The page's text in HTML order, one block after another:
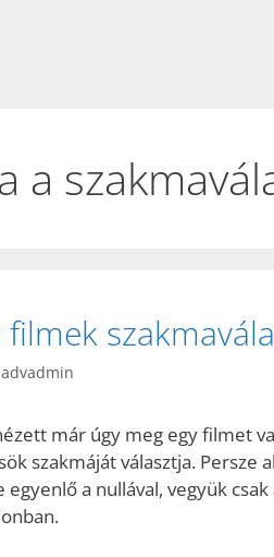
a
advadmin
már úgy meg egy filmet
szakmáját választja. Persze
egyenlő a nullával, vegyük